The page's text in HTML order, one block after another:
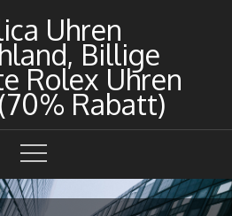
Uhren
Billige
Rolex Uhren
Rabatt)